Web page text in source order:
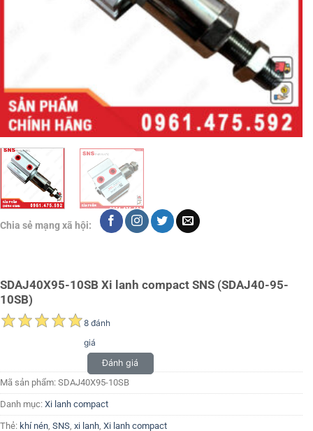
Chia sẻ mạng xã hội:
SDAJ40X95-10SB Xi lanh compact SNS (SDAJ40-95-
10SB)
8 đánh
giá
Đánh giá
Mã sản phẩm: SDAJ40X95-10SB
Danh mục: Xi lanh compact
Thẻ: khí nén, SNS, xi lanh, Xi lanh compact